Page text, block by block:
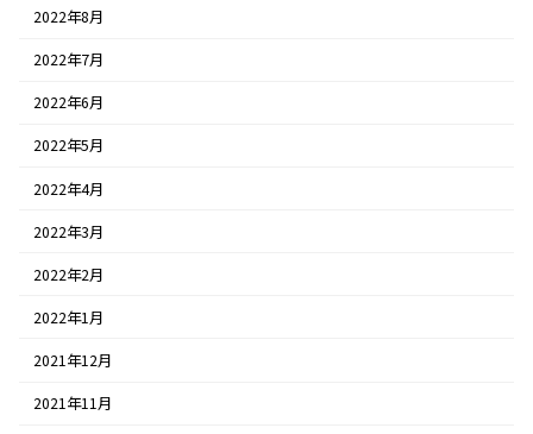
2022年8月
2022年7月
2022年6月
2022年5月
2022年4月
2022年3月
2022年2月
2022年1月
2021年12月
2021年11月